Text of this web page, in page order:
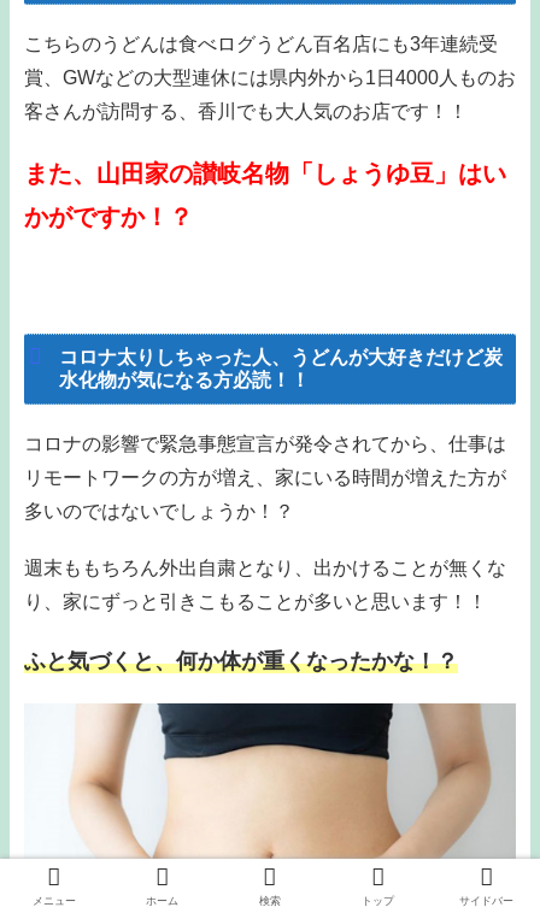
こちらのうどんは食べログうどん百名店にも3年連続受
賞、GWなどの大型連休には県内外から1日4000人ものお
客さんが訪問する、香川でも大人気のお店です！！
また、山田家の讃岐名物「しょうゆ豆」はい
かがですか！？
コロナ太りしちゃった人、うどんが大好きだけど炭
水化物が気になる方必読！！
コロナの影響で緊急事態宣言が発令されてから、仕事は
リモートワークの方が増え、家にいる時間が増えた方が
多いのではないでしょうか！？
週末ももちろん外出自粛となり、出かけることが無くな
り、家にずっと引きこもることが多いと思います！！
ふと気づくと、何か体が重くなったかな！？
メニュー ホーム 検索 トップ サイドバー